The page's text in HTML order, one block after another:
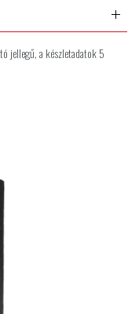
jellegű, a készletadatok 5